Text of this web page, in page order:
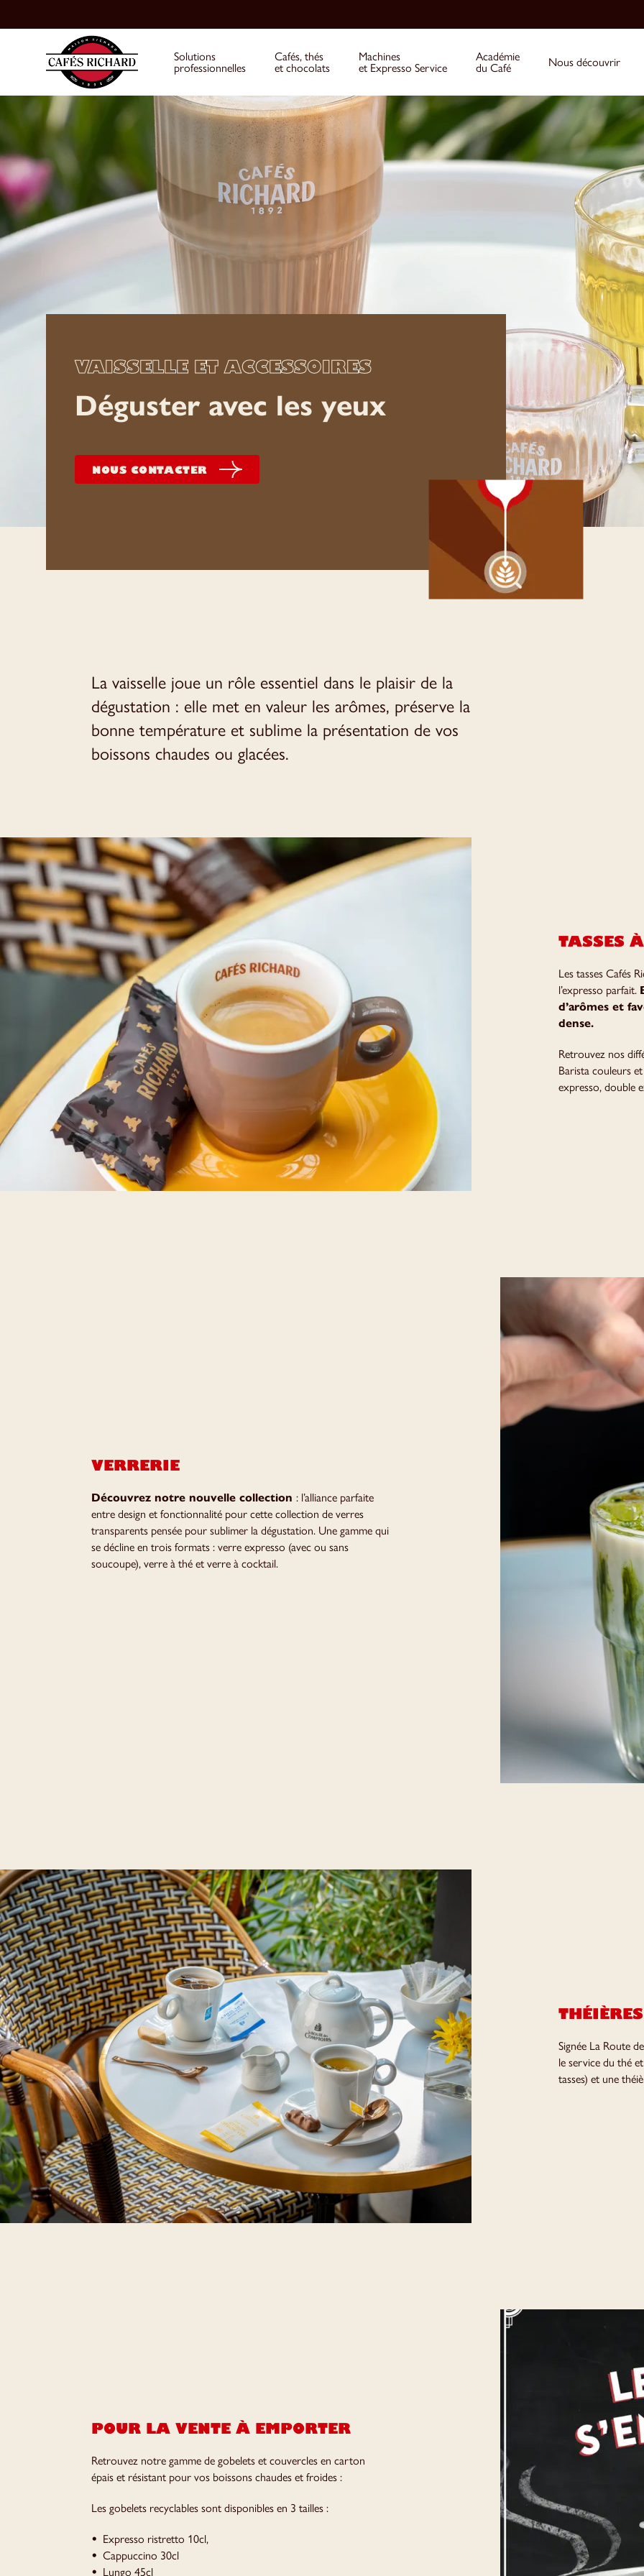
Solutions
professionnelles
Cafés, thés
et chocolats
Machines
et Expresso Service
Académie
du Café
Nous découvrir
VAISSELLE ET ACCESSOIRES
Déguster avec les yeux
NOUS CONTACTER
La vaisselle joue un rôle essentiel dans le plaisir de la
dégustation : elle met en valeur les arômes, préserve la
bonne température et sublime la présentation de vos
boissons chaudes ou glacées.
TASSES
Les tasses Cafés
l’expresso parfait.
d’arômes et
dense.
Retrouvez nos
Barista couleurs
expresso, double
VERRERIE
Découvrez notre nouvelle collection : l’alliance parfaite
entre design et fonctionnalité pour cette collection de verres
transparents pensée pour sublimer la dégustation. Une gamme qui
se décline en trois formats : verre expresso (avec ou sans
soucoupe), verre à thé et verre à cocktail.
THÉIÈRES
Signée La Route
le service du thé
tasses) et une
POUR LA VENTE À EMPORTER
Retrouvez notre gamme de gobelets et couvercles en carton
épais et résistant pour vos boissons chaudes et froides :
Les gobelets recyclables sont disponibles en 3 tailles :
Expresso ristretto 10cl,
Cappuccino 30cl
Lungo 45cl